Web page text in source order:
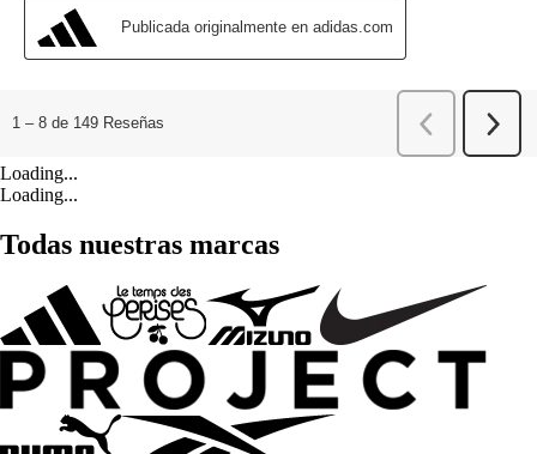
Loading...
Loading...
Todas nuestras marcas